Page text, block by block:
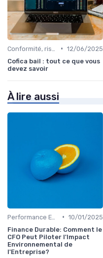
• 12/06/2025
Cofica bail : tout ce que vous
devez savoir
À lire aussi
• 10/01/2025
Finance Durable: Comment le
CFO Peut Piloter l'Impact
Environnemental de
l'Entreprise?